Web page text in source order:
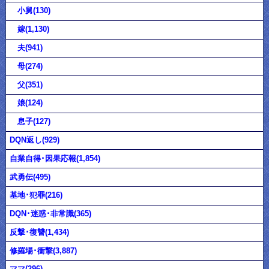
小舅(130)
嫁(1,130)
夫(941)
母(274)
父(351)
娘(124)
息子(127)
DQN返し(929)
自業自得･因果応報(1,854)
武勇伝(495)
基地･犯罪(216)
DQN･迷惑･非常識(365)
反撃･復讐(1,434)
修羅場･衝撃(3,887)